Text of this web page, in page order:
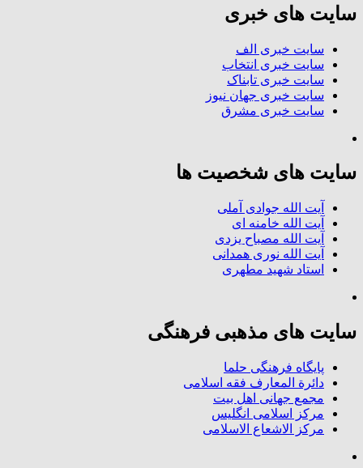
سایت های خبری
سایت خبری الف
سایت خبری انتخاب
سایت خبری تابناک
سایت خبری جهان نیوز
سایت خبری مشرق
سایت های شخصیت ها
آیت الله جوادی آملی
آیت الله خامنه ای
آیت الله مصباح یزدی
آیت الله نوری همدانی
استاد شهید مطهری
سایت های مذهبی فرهنگی
پایگاه فرهنگی حلما
دائرة المعارف فقه اسلامی
مجمع جهانی اهل بیت
مرکز اسلامی انگلیس
مرکز الاشعاع الاسلامی